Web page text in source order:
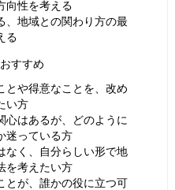
向性を考える
、地域との関わり方の最
る
すすめ
とや得意なことを、改め
い方
心はあるが、どのように
迷っている方
なく、自分らしい形で地
を考えたい方
とが、誰かの役に立つ可